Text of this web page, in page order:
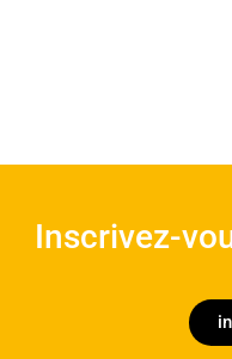
Inscrivez-